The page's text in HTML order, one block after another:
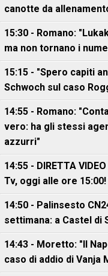
canotte da
15:30 - Romano:
ma non tornano i
15:15 - "Spero capiti
Schwoch sul caso
14:55 - Romano:
vero: ha gli stessi
azzurri"
14:55 - DIRETTA
Tv, oggi alle ore
14:50 - Palinsesto
settimana: a Castel di
14:43 - Moretto: "Il
caso di addio di Vanja